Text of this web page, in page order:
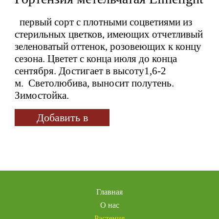
первый сорт с плотными соцветиями из
стерильных цветков, имеющих отчетливый
зеленоватый оттенок, розовеющих к концу
сезона. Цветет с конца июля до конца
сентября. Достигает в высоту1,6-2
м. Светолюбива, выносит полутень.
Зимостойка.
Добавить в
Главная
О нас